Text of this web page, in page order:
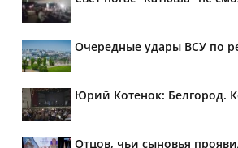
Очередные удары ВСУ по
Юрий Котенок: Белгород.
Отцов, чьи сыновья